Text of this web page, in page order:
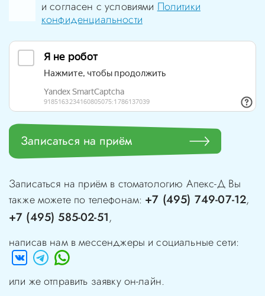
и согласен с условиямиПолитики
конфиденциальности
Записаться на приём
Записаться на приём в стоматологию Апекс-ДВы
также можете по телефонам: +7 (495) 749-07-12,
+7 (495) 585-02-51,
написав нам в мессенджеры и социальные сети:
или же отправить заявку он-лайн.